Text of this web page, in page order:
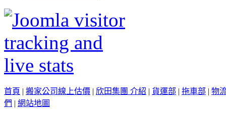
首頁 | 搬家公司線上估價 | 欣田集團 介紹 | 貨運部 | 拖車部 | 物
們 | 網站地圖